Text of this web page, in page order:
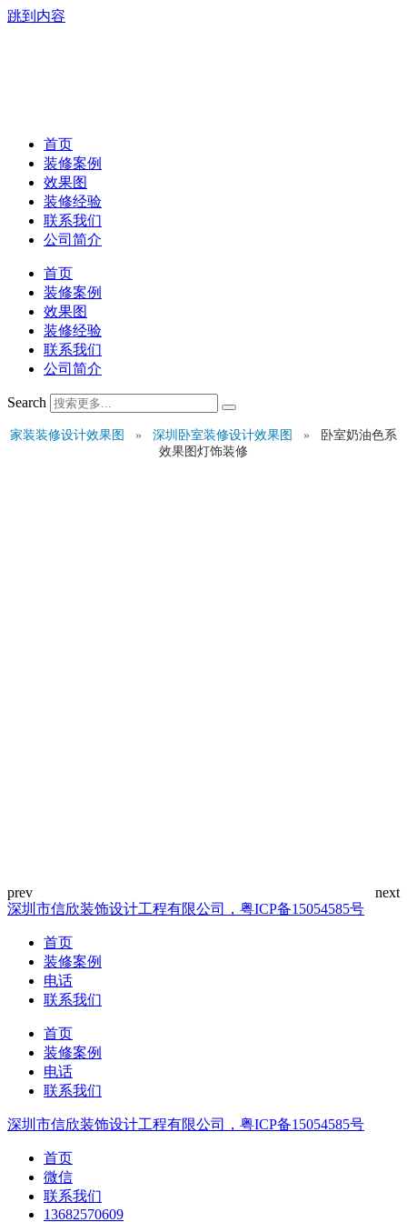
跳到内容
首页
装修案例
效果图
装修经验
联系我们
公司简介
首页
装修案例
效果图
装修经验
联系我们
公司简介
Search
家装装修设计效果图 » 深圳卧室装修设计效果图 »
卧室奶油色系
效果图灯饰装修
深圳市信欣装饰设计工程有限公司，粤ICP备15054585号
首页
装修案例
电话
联系我们
首页
装修案例
电话
联系我们
深圳市信欣装饰设计工程有限公司，粤ICP备15054585号
首页
微信
联系我们
13682570609